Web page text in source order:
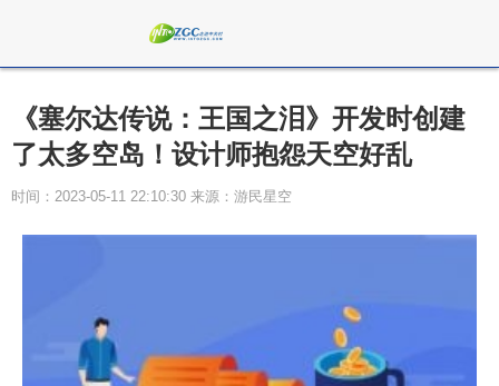
《塞尔达传说：王国之泪》开发时创建
了太多空岛！设计师抱怨天空好乱
时间：2023-05-11 22:10:30 来源：游民星空